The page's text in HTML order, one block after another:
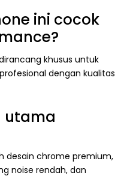
ini cocok
khusus untuk
dengan kualitas
utama
desain chrome premium,
noise rendah, dan